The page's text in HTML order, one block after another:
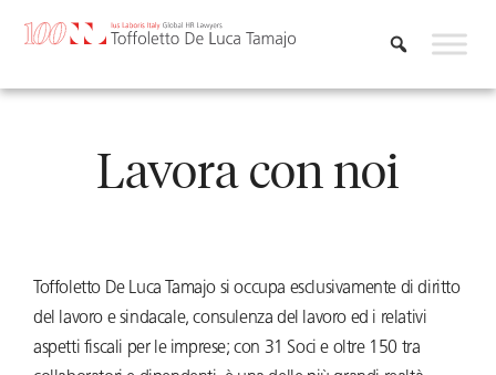
Lavora con noi
Toffoletto De Luca Tamajo si occupa esclusivamente di diritto
del lavoro e sindacale, consulenza del lavoro ed i relativi
aspetti fiscali per le imprese; con 31 Soci e oltre 150 tra